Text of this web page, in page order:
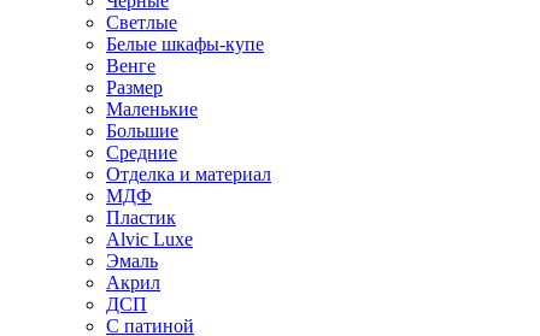
Светлые
Белые шкафы-купе
Венге
Размер
Маленькие
Большие
Средние
Отделка и материал
МДФ
Пластик
Alvic Luxe
Эмаль
Акрил
ДСП
С патиной